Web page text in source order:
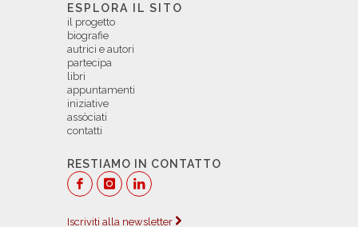
ESPLORA IL SITO
il progetto
biografie
autrici e autori
partecipa
libri
appuntamenti
iniziative
assòciati
contatti
RESTIAMO IN CONTATTO
Iscriviti alla newsletter